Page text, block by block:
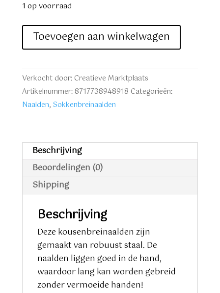
1 op voorraad
Kousenbreinaalden
cm
2.50
mm
aantal
Toevoegen aan winkelwagen
Verkocht door: Creatieve Marktplaats
Artikelnummer: 8717738948918 Categorieën:
Naalden, Sokkenbreinaalden
Beschrijving
Beoordelingen (0)
Shipping
Beschrijving
Deze kousenbreinaalden zijn
gemaakt van robuust staal. De
naalden liggen goed in de hand,
waardoor lang kan worden gebreid
zonder vermoeide handen!